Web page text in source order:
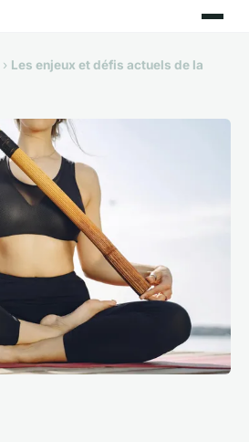
› Les enjeux et défis actuels de la